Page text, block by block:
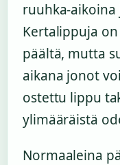
ruuhka-aikoina
Kertalippuja
päältä, mutta
aikana jonot
ostettu lippu
ylimääräistä
Normaaleina